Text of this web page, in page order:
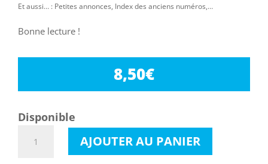
Et aussi… : Petites annonces, Index des anciens numéros,…
Bonne lecture !
8,50€
Disponible
AJOUTER AU PANIER